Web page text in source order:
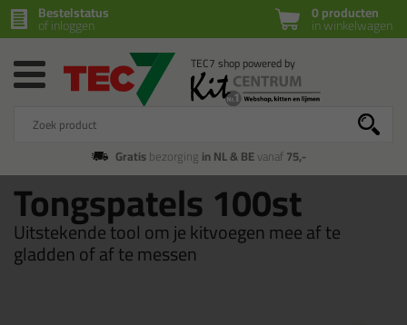
0 producten
in winkelwagen
Bestelstatus
of inloggen
Gratisbezorging in NL & BEvanaf75,-
Tongspatels 100st
Uitstekende tool om je kitvoegen mee af te
gladden of af te messen